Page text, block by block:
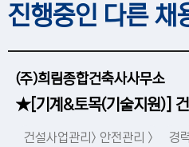
진행중인 다른 채
(주)희림종합건축사사무소
★[기계&토목(기술지원)]
건설사업관리> 안전관리 > 경력